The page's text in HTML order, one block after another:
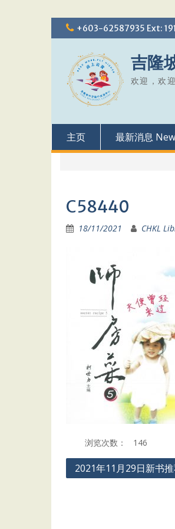
Skip
to
+603-62587935 Ext: 191
吉隆
欢迎，欢
主页 最新消息
C58440
18/11/2021 CHKL
浏览次数： 146
Post
2021年11月29日新书